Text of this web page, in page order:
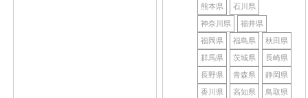
熊本県 石川県
神奈川県 福井県
福岡県 福島県 秋田県
群馬県 茨城県 長崎県
長野県 青森県 静岡県
香川県 高知県 鳥取県